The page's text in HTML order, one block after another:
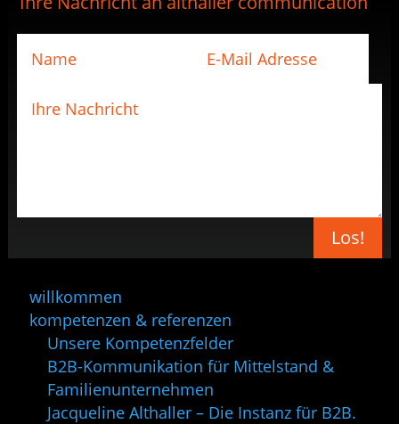
Los!
willkommen
kompetenzen & referenzen
Unsere Kompetenzfelder
B2B-Kommunikation für Mittelstand &
Familienunternehmen
Jacqueline Althaller – Die Instanz für B2B.